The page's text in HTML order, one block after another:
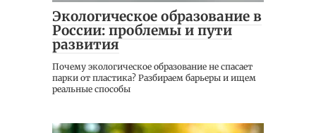
Экологическое образование в
России: проблемы и пути
развития
Почему экологическое образование не спасает
парки от пластика? Разбираем барьеры и ищем
реальные способы